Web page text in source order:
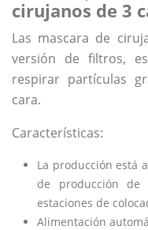
cirujanos de 3
Las mascara de
versión de filtros,
respirar partículas
cara.
Características:
La producción está
de producción de
estaciones de
Alimentación